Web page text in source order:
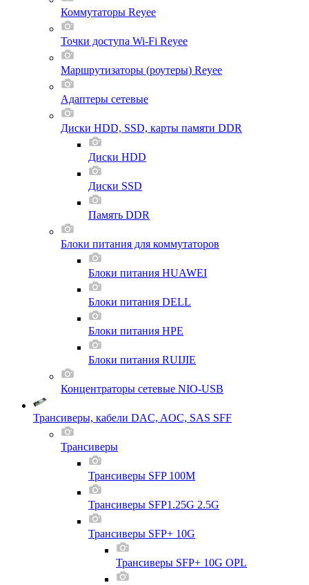
Коммутаторы Reyee
Точки доступа Wi-Fi Reyee
Маршрутизаторы (роутеры) Reyee
Адаптеры сетевые
Диски HDD, SSD, карты памяти DDR
Диски HDD
Диски SSD
Память DDR
Блоки питания для коммутаторов
Блоки питания HUAWEI
Блоки питания DELL
Блоки питания HPE
Блоки питания RUIJIE
Концентраторы сетевые NIO-USB
Трансиверы, кабели DAC, AOC, SAS SFF
Трансиверы
Трансиверы SFP 100M
Трансиверы SFP1.25G 2.5G
Трансиверы SFP+ 10G
Трансиверы SFP+ 10G OPL